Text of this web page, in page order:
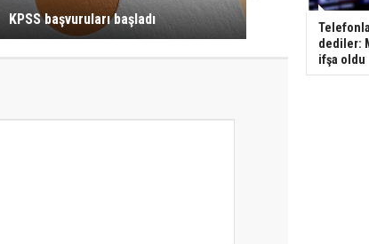
KPSS başvuruları başladı
dediler:
ifşa oldu